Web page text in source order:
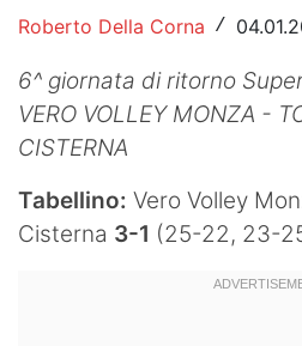
Calcio
Motori
Volley
Altri sport
Roberto Della Corna /
6^ giornata di ritorno
VERO VOLLEY MONZA -
CISTERNA
Tabellino: Vero Volley
Cisterna 3-1 (25-22, 23-